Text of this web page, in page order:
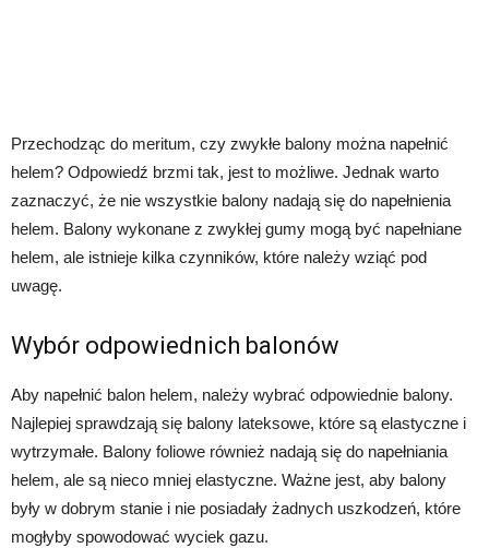
Przechodząc do meritum, czy zwykłe balony można napełnić
helem? Odpowiedź brzmi tak, jest to możliwe. Jednak warto
zaznaczyć, że nie wszystkie balony nadają się do napełnienia
helem. Balony wykonane z zwykłej gumy mogą być napełniane
helem, ale istnieje kilka czynników, które należy wziąć pod
uwagę.
Wybór odpowiednich balonów
Aby napełnić balon helem, należy wybrać odpowiednie balony.
Najlepiej sprawdzają się balony lateksowe, które są elastyczne i
wytrzymałe. Balony foliowe również nadają się do napełniania
helem, ale są nieco mniej elastyczne. Ważne jest, aby balony
były w dobrym stanie i nie posiadały żadnych uszkodzeń, które
mogłyby spowodować wyciek gazu.